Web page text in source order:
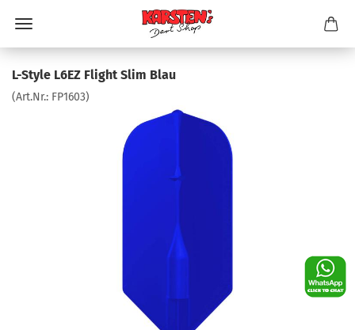
L-Style L6EZ Flight Slim Blau
(Art.Nr.: FP1603)